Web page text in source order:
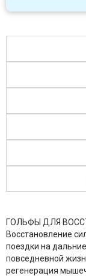
ГОЛЬФЫ ДЛЯ
Восстановление
поездки на
повседневной
регенерация